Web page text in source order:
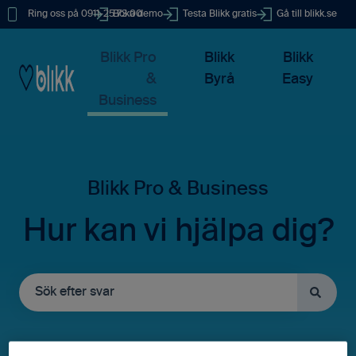
Ring oss på 0911-25 73 00
Boka demo Testa Blikk gratis Gå till blikk.se
Blikk Pro
&
Business
Blikk
Byrå
Blikk
Easy
Hur kan vi hjälpa dig?